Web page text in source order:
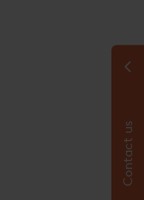
Contact us